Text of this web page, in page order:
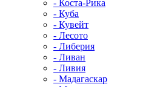
- Коста-Рика
- Куба
- Кувейт
- Лесото
- Либерия
- Ливан
- Ливия
- Мадагаскар